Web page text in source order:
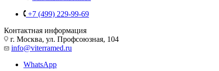
+7 (499) 229-99-69
Контактная информация
г. Москва, ул. Профсоюзная, 104
info@viterramed.ru
WhatsApp